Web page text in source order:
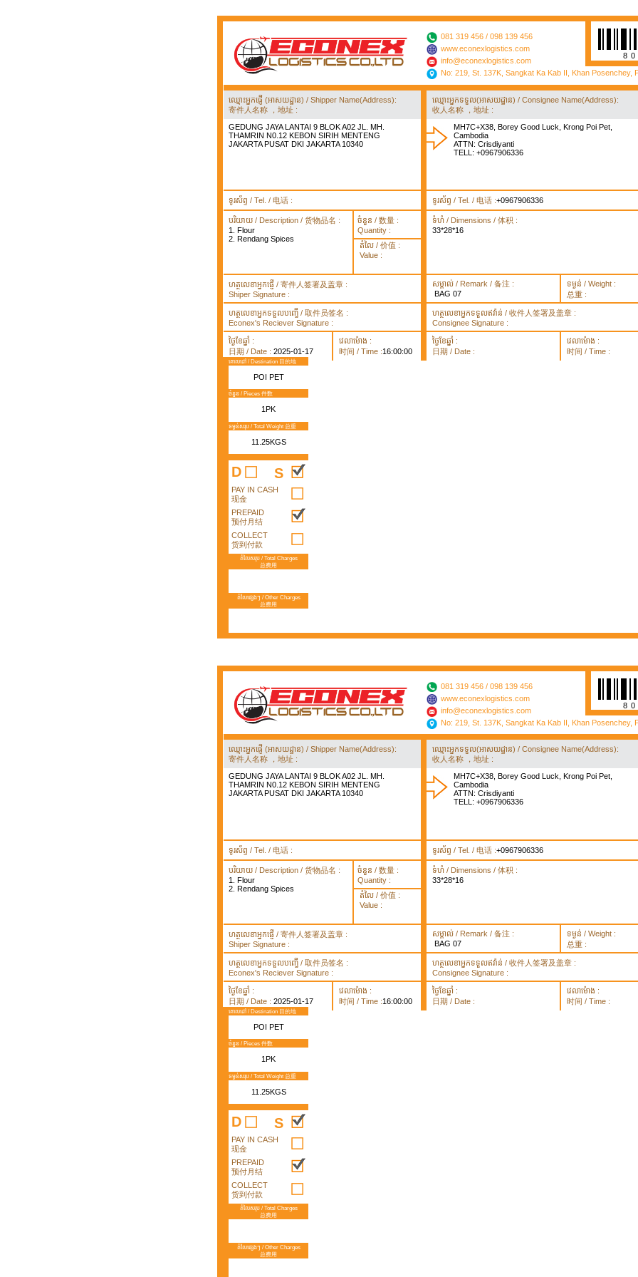
081 319 456 / 098 139 456
www.econexlogistics.com
info@econexlogistics.com
No: 219, St. 137K, Sangkat Ka Kab II, Khan Posenchey,
ឈ្មោះអ្នកផ្ញើ (អាសយដ្ឋាន) / Shipper Name(Address):
寄件人名称 ，地址 :
GEDUNG JAYA LANTAI 9 BLOK A02 JL. MH.
THAMRIN N0.12 KEBON SIRIH MENTENG
JAKARTA PUSAT DKI JAKARTA 10340
ឈ្មោះអ្នកទទួល(អាសយដ្ឋាន) / Consignee Name(Address):
收人名称 ，地址 :
MH7C+X38, Borey Good Luck, Krong Poi Pet,
Cambodia
ATTN: Crisdiyanti
TELL: +0967906336
ទូរស័ព្ទ / Tel. / 电话 : ទូរស័ព្ទ / Tel. / 电话 :+0967906336
បរិយាយ / Description / 货物品名 :
1. Flour
2. Rendang Spices
ចំនួន / 数量 :
Quantity :
តំលៃ / 价值 :
Value :
ទំហំ / Dimensions / 体积 :
33*28*16
ហត្ថលេខាអ្នកផ្ញើ / 寄件人签署及盖章 :
Shiper Signature :
សម្គាល់ / Remark / 备注 :
BAG 07
ទម្ងន់ / Weight :
总重 :
ហត្ថលេខាអ្នកទទួលបញ្ធើ / 取件员签名 :
Econex's Reciever Signature :
ហត្ថលេខាអ្នកទទួលឥវ៉ាន់ / 收件人签署及盖章 :
Consignee Signature :
ថ្ងៃខែឆ្នាំ :
日期 / Date : 2025-01-17
វេលាម៉ោង :
时间 / Time :16:00:00
ថ្ងៃខែឆ្នាំ :
日期 / Date :
វេលាម៉ោង :
时间 / Time :
គោលដៅ / Destination 目的地
POI PET
ចំនួន / Pieces 件数
1PK
ទម្ងន់សរុប / Total Weight 总重
11.25KGS
D S
PAY IN CASH
现金
PREPAID
预付月结
COLLECT
货到付款
តំលៃសរុប / Total Charges
总费用
តំលៃផ្សេងៗ / Other Charges
总费用
081 319 456 / 098 139 456
www.econexlogistics.com
info@econexlogistics.com
No: 219, St. 137K, Sangkat Ka Kab II, Khan Posenchey,
ឈ្មោះអ្នកផ្ញើ (អាសយដ្ឋាន) / Shipper Name(Address):
寄件人名称 ，地址 :
GEDUNG JAYA LANTAI 9 BLOK A02 JL. MH.
THAMRIN N0.12 KEBON SIRIH MENTENG
JAKARTA PUSAT DKI JAKARTA 10340
ឈ្មោះអ្នកទទួល(អាសយដ្ឋាន) / Consignee Name(Address):
收人名称 ，地址 :
MH7C+X38, Borey Good Luck, Krong Poi Pet,
Cambodia
ATTN: Crisdiyanti
TELL: +0967906336
ទូរស័ព្ទ / Tel. / 电话 : ទូរស័ព្ទ / Tel. / 电话 :+0967906336
បរិយាយ / Description / 货物品名 :
1. Flour
2. Rendang Spices
ចំនួន / 数量 :
Quantity :
តំលៃ / 价值 :
Value :
ទំហំ / Dimensions / 体积 :
33*28*16
ហត្ថលេខាអ្នកផ្ញើ / 寄件人签署及盖章 :
Shiper Signature :
សម្គាល់ / Remark / 备注 :
BAG 07
ទម្ងន់ / Weight :
总重 :
ហត្ថលេខាអ្នកទទួលបញ្ធើ / 取件员签名 :
Econex's Reciever Signature :
ហត្ថលេខាអ្នកទទួលឥវ៉ាន់ / 收件人签署及盖章 :
Consignee Signature :
ថ្ងៃខែឆ្នាំ :
日期 / Date : 2025-01-17
វេលាម៉ោង :
时间 / Time :16:00:00
ថ្ងៃខែឆ្នាំ :
日期 / Date :
វេលាម៉ោង :
时间 / Time :
គោលដៅ / Destination 目的地
POI PET
ចំនួន / Pieces 件数
1PK
ទម្ងន់សរុប / Total Weight 总重
11.25KGS
D S
PAY IN CASH
现金
PREPAID
预付月结
COLLECT
货到付款
តំលៃសរុប / Total Charges
总费用
តំលៃផ្សេងៗ / Other Charges
总费用